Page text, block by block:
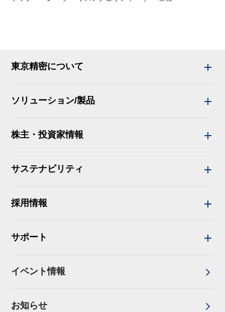
東京精密について
ソリューション/製品
株主・投資家情報
サステナビリティ
採用情報
サポート
イベント情報
お知らせ